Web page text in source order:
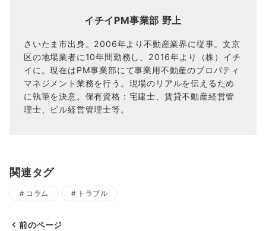
イチイPM事業部 野上
さいたま市出身。2006年より不動産業界に従事。文京
区の地場業者に10年間勤務し、2016年より（株）イチ
イに。現在はPM事業部にて事業用不動産のプロパティ
マネジメント業務を行う。現場のリアルを伝えるため
に執筆を決意。保有資格：宅建士、賃貸不動産経営管
理士、ビル経営管理士等。
関連タグ
コラム トラブル
前のページ